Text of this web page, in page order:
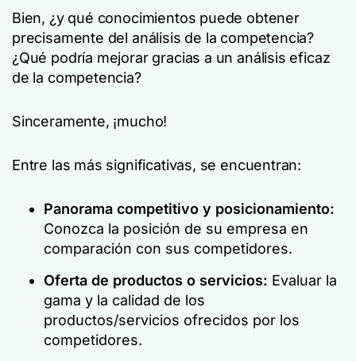
Bien, ¿y qué conocimientos puede obtener
precisamente del análisis de la competencia?
¿Qué podría mejorar gracias a un análisis eficaz
de la competencia?
Sinceramente, ¡mucho!
Entre las más significativas, se encuentran:
Panorama competitivo y posicionamiento:
Conozca la posición de su empresa en
comparación con sus competidores.
Oferta de productos o servicios: Evaluar la
gama y la calidad de los
productos/servicios ofrecidos por los
competidores.